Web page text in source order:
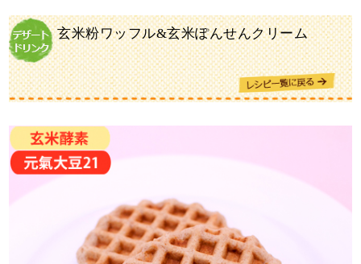
玄米粉ワッフル&玄米ぽんせんクリーム